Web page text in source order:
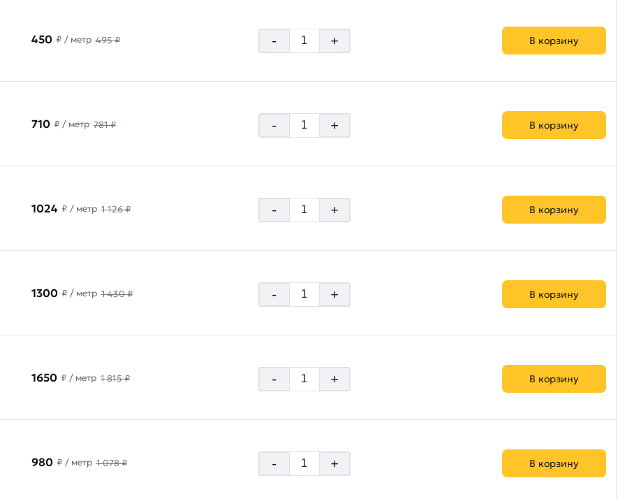
450 ₽ / метр 495 ₽ - + В корзину
710 ₽ / метр 781 ₽ - + В корзину
1024 ₽ / метр 1 126 ₽ - + В корзину
1300 ₽ / метр 1 430 ₽ - + В корзину
1650 ₽ / метр 1 815 ₽ - + В корзину
980 ₽ / метр 1 078 ₽ - + В корзину